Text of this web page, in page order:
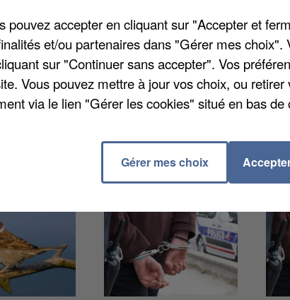
de Nogent-sur-Oise affirme qu'une
des Nogentais un document intitulé «
illustration la Marianne Républicaine. La
avec les services administratifs officiels.
pouvez accepter en cliquant sur "Accepter et
et/ou partenaires dans "Gérer mes choix".
sur "Continuer sans accepter". Vos
Vous pouvez mettre à jour vos choix, ou
via le lien "Gérer les cookies" situé en bas de
Gérer mes choix